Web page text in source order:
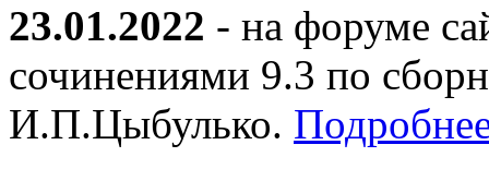
23.01.2022 - на форуме
сочинениями 9.3 по
И.П.Цыбулько.